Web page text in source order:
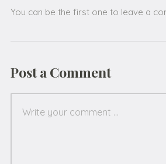
You can be the first one to leave a
Post a Comment